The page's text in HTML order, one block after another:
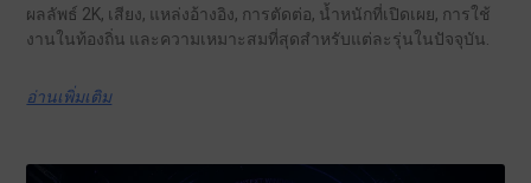
ผลลัพธ์ 2K, เสียง, แหล่งอ้างอิง, การตัดต่อ, น้ำหนักที่เปิดเผย, การใช้
งานในท้องถิ่น และความเหมาะสมที่สุดสำหรับแต่ละรุ่นในปัจจุบัน.
อ่านเพิ่มเติม